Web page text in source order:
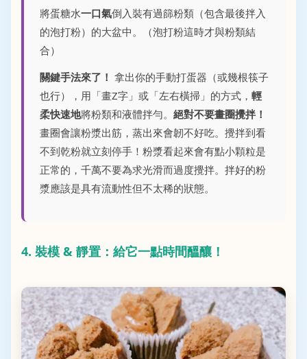
將蛋糖水一口氣倒入裝有過篩粉類（包含最後拌入
的泡打粉）的大盆中。（泡打粉這時才與粉類結
合）
關鍵手法來了！ 拿出你的手動打蛋器（或幾根筷子
也行），用「畫Z字」或「左右橫掃」的方式， 輕
柔快速地將粉類和液體拌勻。 絕對不要畫圈攪拌！
畫圈會讓粉漿出筋，蒸出來會韌不好吃。攪拌到看
不到乾粉就立刻停手！粉漿看起來會有點小顆粒是
正常的，千萬不要為求光滑而過度攪拌。拌好的粉
漿應該是具有流動性但不太稀的狀態。
4. 裝模 & 靜置：給它一點時間醞釀！